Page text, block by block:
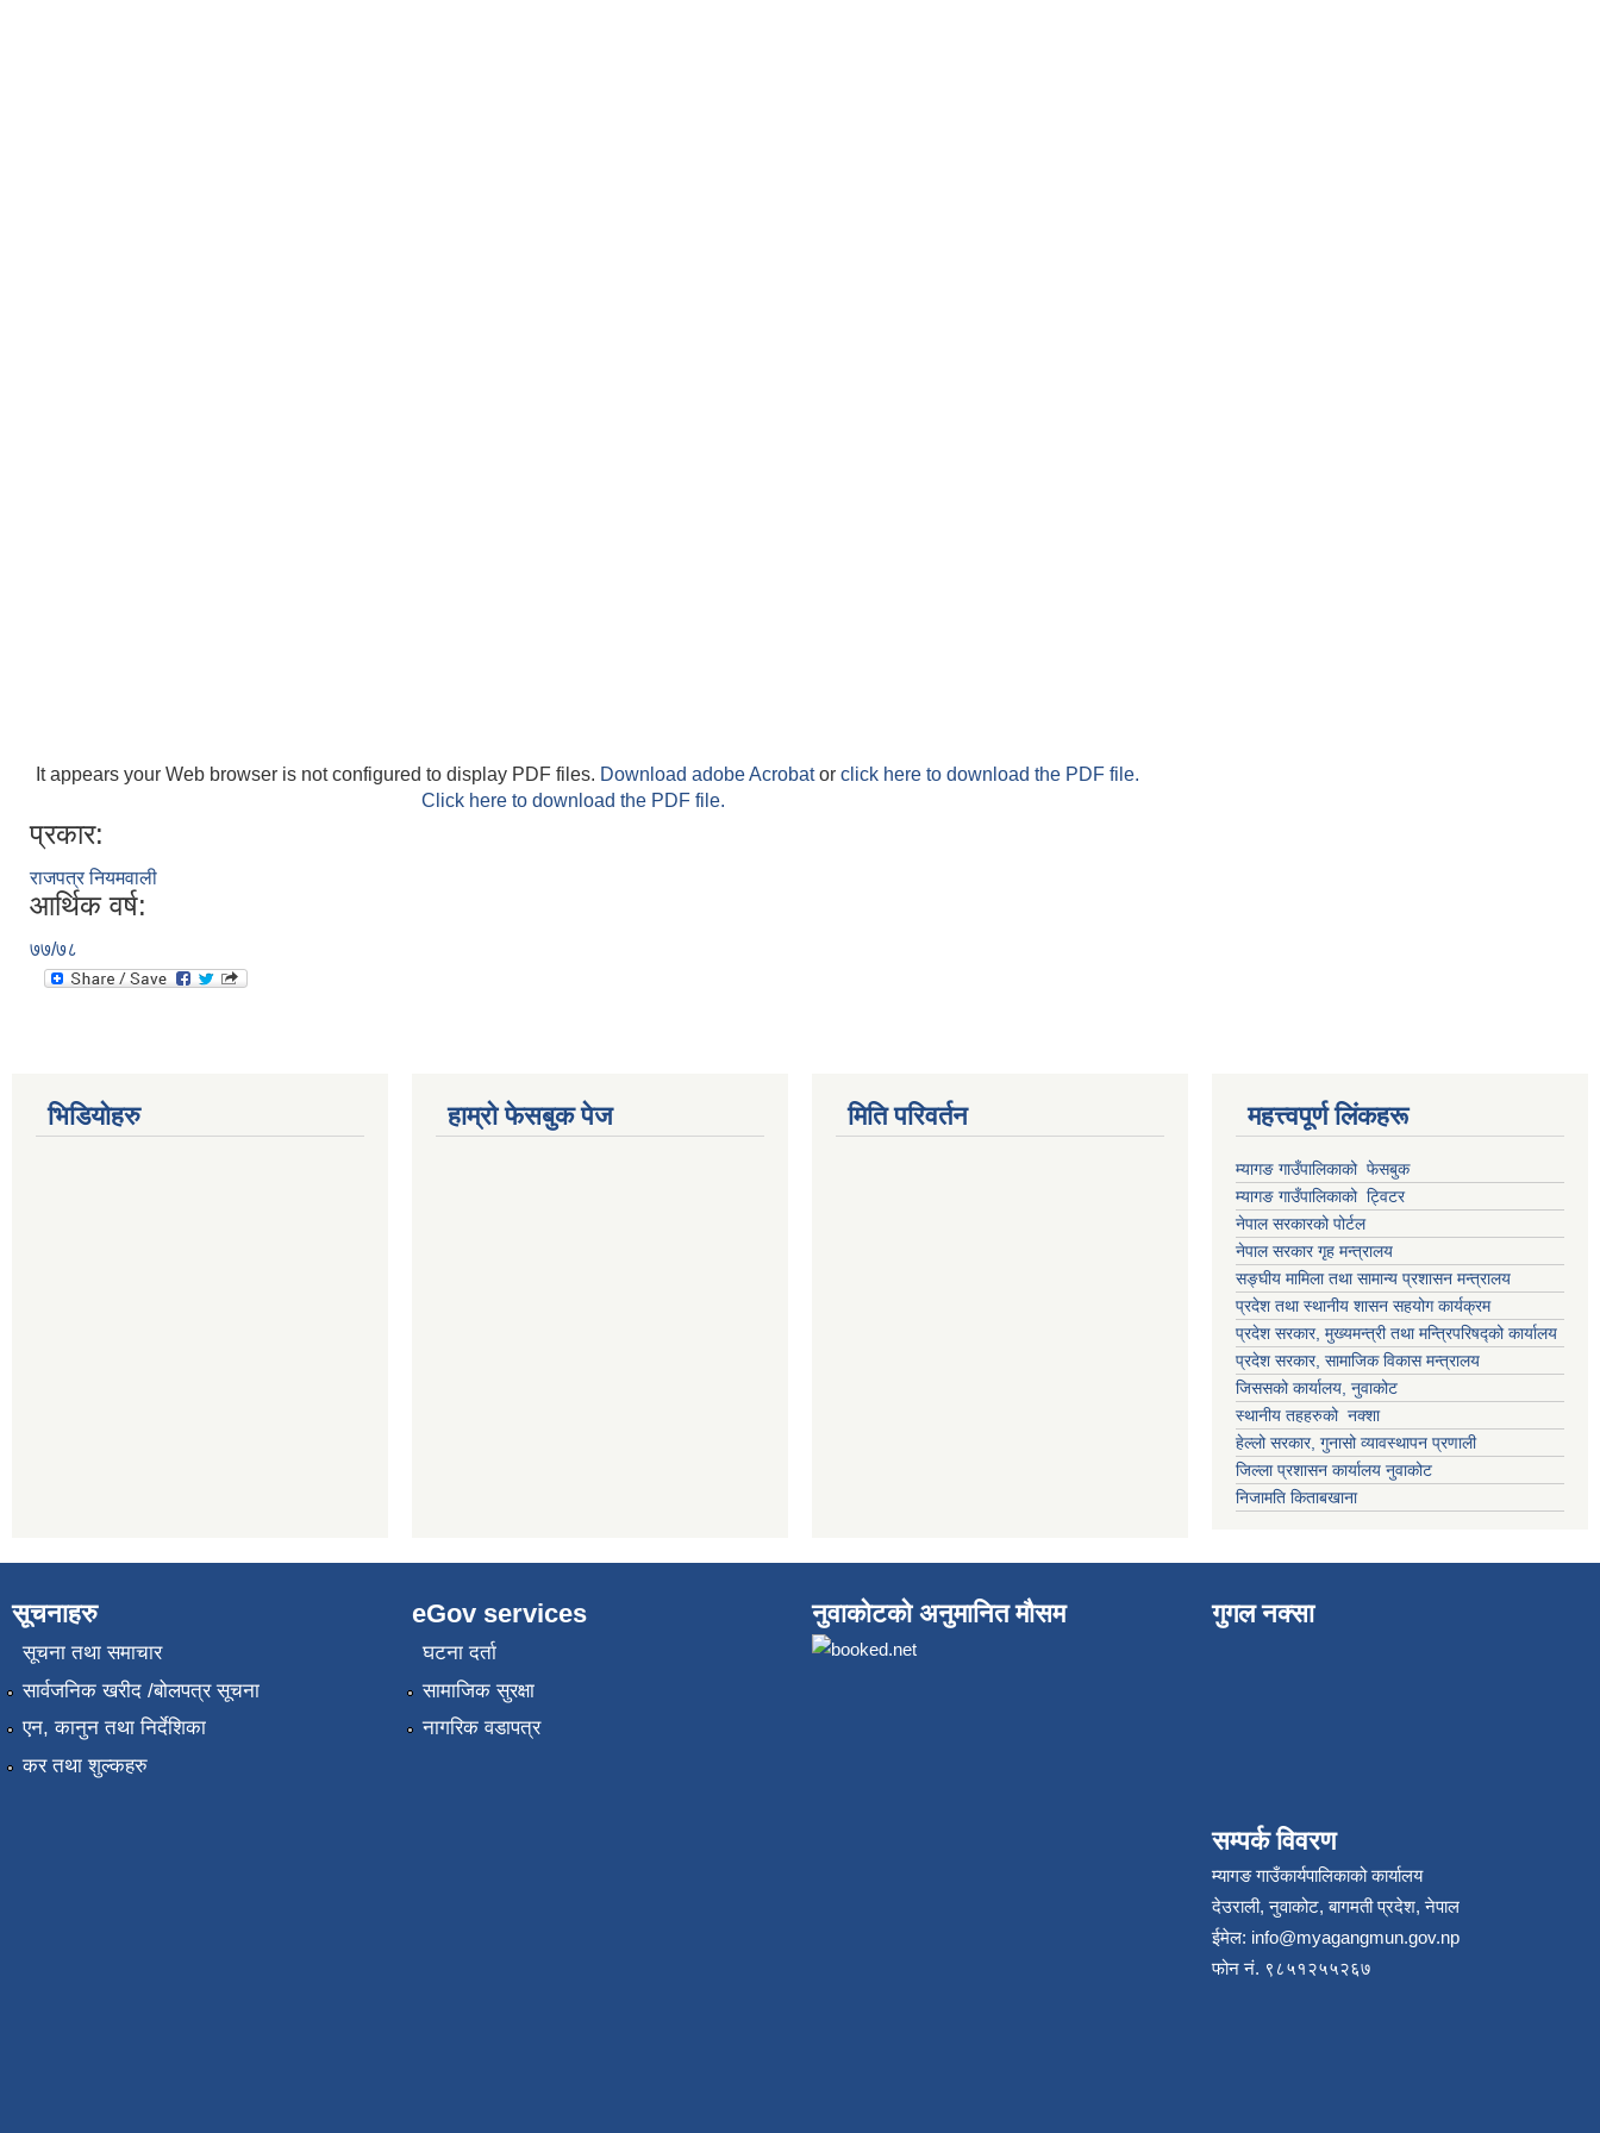
It appears your Web browser is not configured to display PDF files. Download adobe Acrobator click here to download the PDF file.
Click here to download the PDF file.
प्रकार:
राजपत्र नियमवाली
आर्थिक वर्ष:
७७/७८
भिडियोहरु हाम्रो फेसबुक पेज मिति परिवर्तन महत्त्वपूर्ण लिंकहरू
म्यागङ गाउँपालिकाको फेसबुक
म्यागङ गाउँपालिकाको ट्विटर
नेपाल सरकारको पोर्टल
नेपाल सरकार गृह मन्त्रालय
सङ्घीय मामिला तथा सामान्य प्रशासन मन्त्रालय
प्रदेश तथा स्थानीय शासन सहयोग कार्यक्रम
प्रदेश सरकार, मुख्यमन्त्री तथा मन्त्रिपरिषद्को कार्यालय
प्रदेश सरकार, सामाजिक विकास मन्त्रालय
जिससको कार्यालय, नुवाकोट
स्थानीय तहहरुको नक्शा
हेल्लो सरकार, गुनासो व्यावस्थापन प्रणाली
जिल्ला प्रशासन कार्यालय नुवाकोट
निजामति किताबखाना
सूचनाहरु
सूचना तथा समाचार
सार्वजनिक खरीद /बोलपत्र सूचना
एन, कानुन तथा निर्देशिका
कर तथा शुल्कहरु
eGov services
घटना दर्ता
सामाजिक सुरक्षा
नागरिक वडापत्र
नुवाकोटको अनुमानित मौसम गुगल नक्सा
सम्पर्क विवरण
म्यागङ गाउँकार्यपालिकाको कार्यालय
देउराली, नुवाकोट, बागमती प्रदेश, नेपाल
ईमेल: info@myagangmun.gov.np
फोन नं. ९८५१२५५२६७